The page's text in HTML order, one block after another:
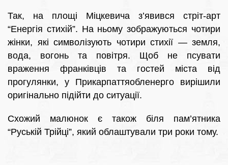
Так, на площі Міцкевича з’явився стріт-арт
“Енергія стихій”. На ньому зображуються чотири
жінки, які символізують чотири стихії — земля,
вода, вогонь та повітря. Щоб не псувати
враження франківців та гостей міста від
прогулянки, у Прикарпаттяобленерго вирішили
оригінально підійти до ситуації.
Схожий малюнок є також біля пам’ятника
“Руській Трійці”, який облаштували три роки тому.